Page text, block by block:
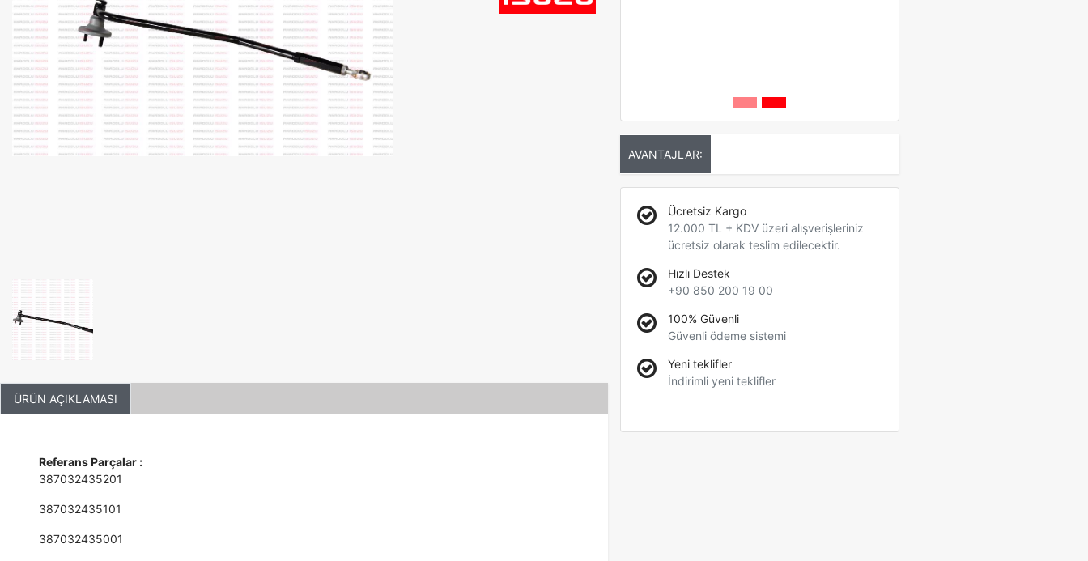
ÜRÜN AÇIKLAMASI
Referans Parçalar :
387032435201
387032435101
387032435001
AVANTAJLAR:
Ücretsiz Kargo
12.000 TL + KDV üzeri alışverişleriniz
ücretsiz olarak teslim edilecektir.
Hızlı Destek
+90 850 200 19 00
100% Güvenli
Güvenli ödeme sistemi
Yeni teklifler
İndirimli yeni teklifler